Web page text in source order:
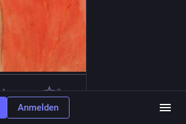
0
Anmelden